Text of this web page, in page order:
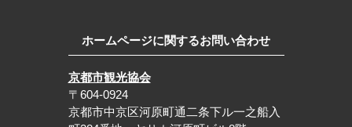
ホームページに関するお問い合わせ
京都市観光協会
〒604-0924
京都市中京区河原町通二条下ル一之船入